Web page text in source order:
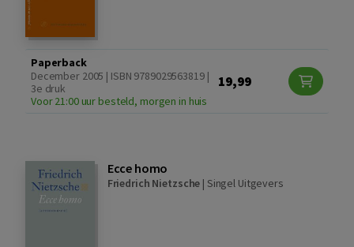
Paperback
December 2005 | ISBN 9789029563819 |
3e druk
Voor 21:00 uur besteld, morgen in huis
19,99
Ecce homo
Friedrich Nietzsche | Singel Uitgevers